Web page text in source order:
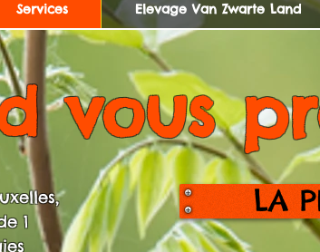
Services Elevage Van Zwarte Land
vous
1
LA